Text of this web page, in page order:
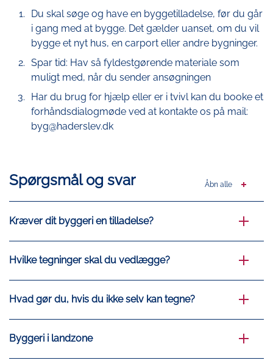
Situationsplan med afstand til skel og andre
bygninger
Andre relevante tegninger og beskrivelser vil
Sådan gør du:
Klik på 'Start projekt' og vælg de aktiviteter, du vil
søge om tilladelse til. Hvis aktiviteten ikke passer
til dit projekt, kan du vælge at se alle ved at klikke
Husk at sætte flueben i 'Klar til indsendelse'
Søg om byggetilladelse her
Du skal søge og have en byggetilladelse, før du går
i gang med at bygge. Det gælder uanset, om du vil
bygge et nyt hus, en carport eller andre bygninger.
Spar tid: Hav så fyldestgørende materiale som
muligt med, når du sender ansøgningen
Har du brug for hjælp eller er i tvivl kan du booke et
forhåndsdialogmøde ved at kontakte os på mail:
byg@haderslev.dk
Spørgsmål og svar Åbn alle
Kræver dit byggeri en tilladelse?
Hvilke tegninger skal du vedlægge?
Hvad gør du, hvis du ikke selv kan tegne?
Byggeri i landzone